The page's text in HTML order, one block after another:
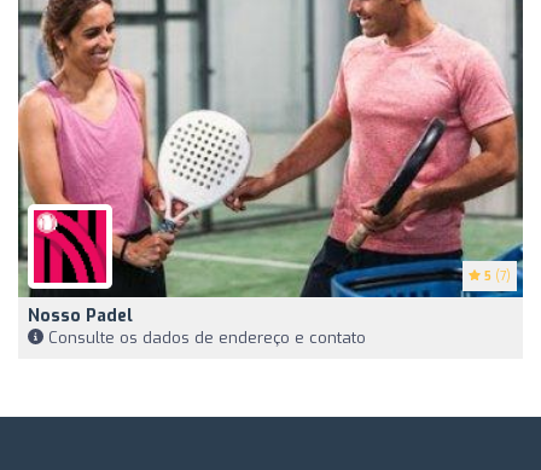
5 (7)
Nosso Padel
Consulte os dados de endereço e contato